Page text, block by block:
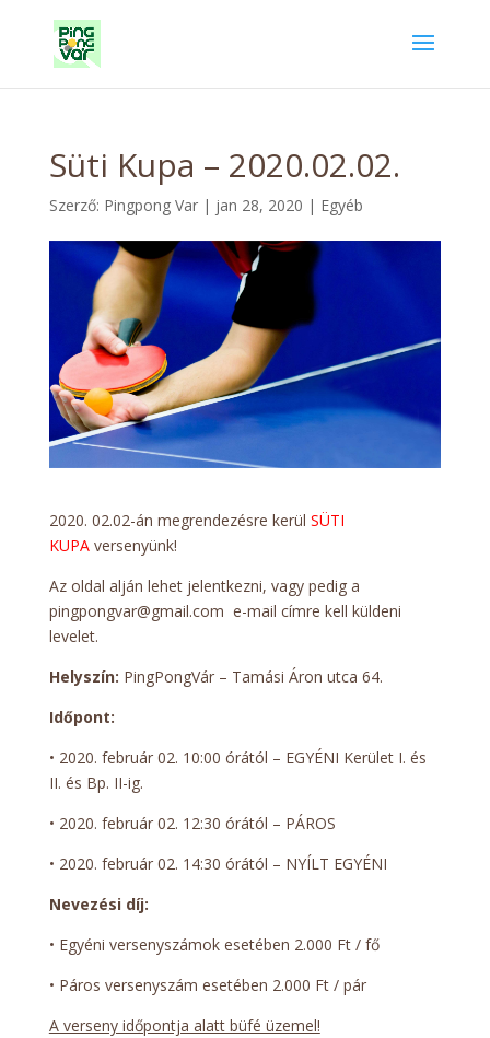
Süti Kupa – 2020.02.02.
Szerző: Pingpong Var| jan 28, 2020 | Egyéb
2020. 02.02-án megrendezésre kerül SÜTI
KUPAversenyünk!
Az oldal alján lehet jelentkezni, vagy pedig a
pingpongvar@gmail.com e-mail címre kell küldeni
levelet.
Helyszín: PingPongVár – Tamási Áron utca 64.
Időpont:
• 2020. február 02. 10:00 órától – EGYÉNI Kerület I. és
II. és Bp. II-ig.
• 2020. február 02. 12:30 órától – PÁROS
• 2020. február 02. 14:30 órától – NYÍLT EGYÉNI
Nevezési díj:
• Egyéni versenyszámok esetében 2.000 Ft / fő
• Páros versenyszám esetében 2.000 Ft / pár
A verseny időpontja alatt büfé üzemel!